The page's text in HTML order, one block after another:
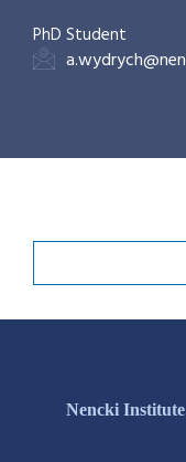
PhD Student
Nencki